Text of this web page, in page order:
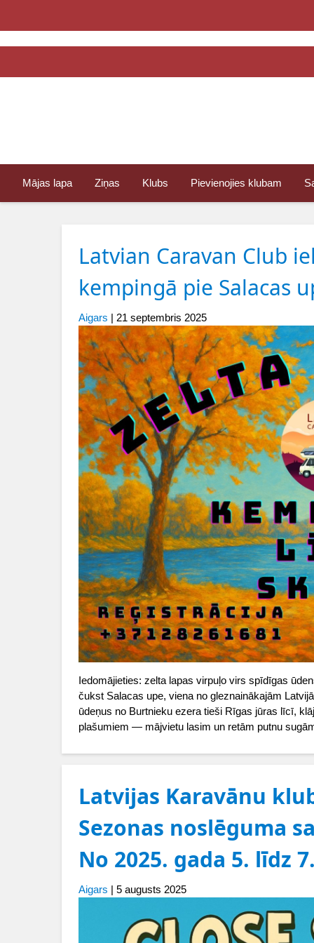
Mājas lapa Ziņas Klubs Pievienojies klubam
Latvian Caravan Club
kempingā pie Salacas
Aigars | 21 septembris 2025
Iedomājieties: zelta lapas virpuļo virs spīdīgas
čukst Salacas upe, viena no gleznainākajām
ūdeņus no Burtnieku ezera tieši Rīgas jūras līcī,
plašumiem — mājvietu lasim un retām putnu
Latvijas Karavānu
Sezonas noslēguma
No 2025. gada 5. līdz
Aigars | 5 augusts 2025